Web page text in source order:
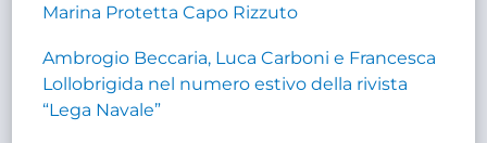
Marina Protetta Capo Rizzuto
Ambrogio Beccaria, Luca Carboni e Francesca
Lollobrigida nel numero estivo della rivista
“Lega Navale”